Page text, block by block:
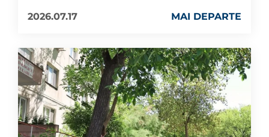
2026.07.17
MAI DEPARTE